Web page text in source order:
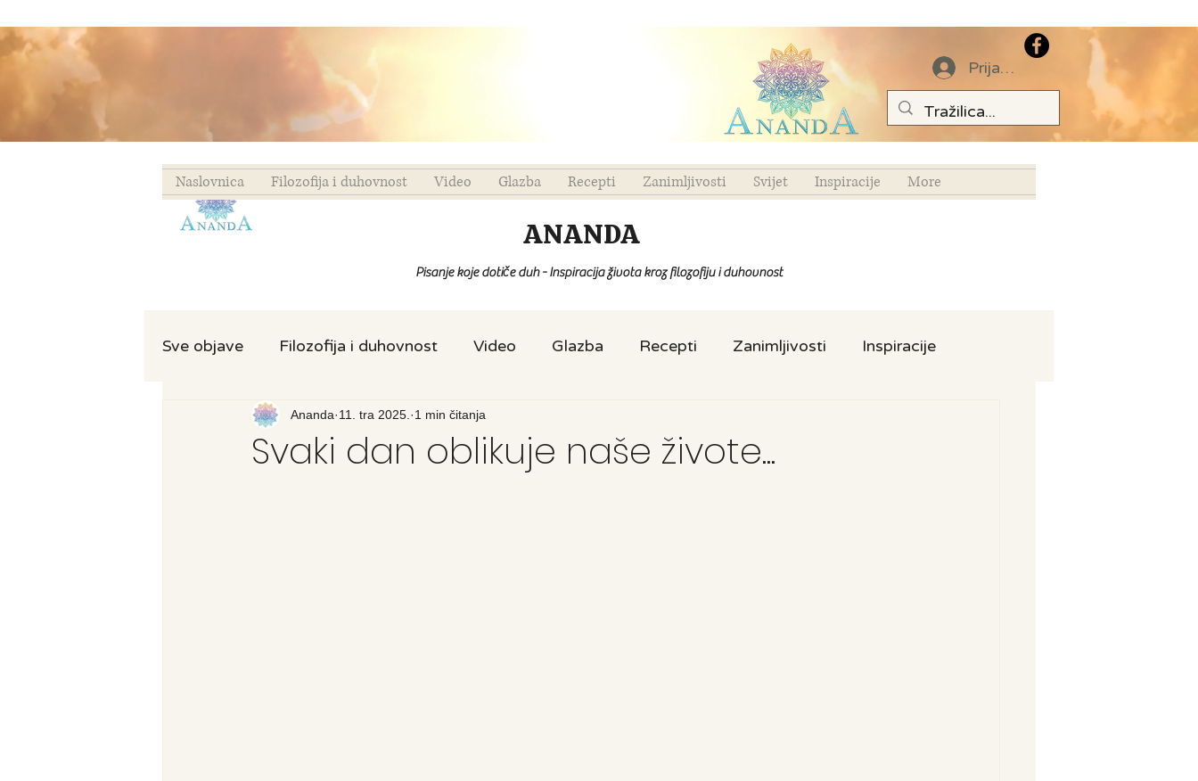
Prijava
Naslovnica Filozofija i duhovnost Video Glazba Recepti Zanimljivosti Svijet Inspiracije More
ANANDA
Pisanje koje dotiče duh - Inspiracija života kroz filozofiju i duhovnost
Sve objave Filozofija i duhovnost Video Glazba Recepti Zanimljivosti Inspiracije
Recenzija knjige Svijet
Svaki dan oblikuje naše živote...
Ananda 11. tra 2025. 1 min čitanja